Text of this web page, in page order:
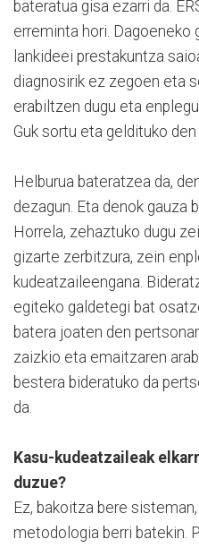
bateratua gisa ezarri da.
erreminta hori.
lankideei prestakuntza
diagnosirik ez zegoen eta
erabiltzen dugu eta
Guk sortu eta geldituko
Helburua bateratzea da,
dezagun. Eta denok gauza
Horrela, zehaztuko dugu
gizarte zerbitzura, zein
kudeatzaileengana.
egiteko galdetegi bat
batera joaten den
zaizkio eta emaitzaren
bestera bideratuko da
da.
Kasu-kudeatzaileak
duzue?
Ez, bakoitza bere
metodologia berri batekin.